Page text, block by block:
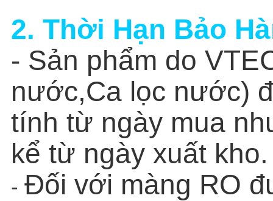
2. Thời Hạn Bảo
- Sản phẩm do
nước,Ca lọc nước)
tính từ ngày mua
kể từ ngày xuất kho.
- Đối với màng RO